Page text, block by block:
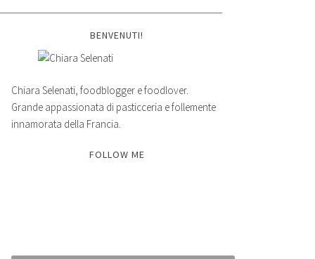
BENVENUTI!
Chiara Selenati, foodblogger e foodlover.
Grande appassionata di pasticceria e follemente
innamorata della Francia.
FOLLOW ME